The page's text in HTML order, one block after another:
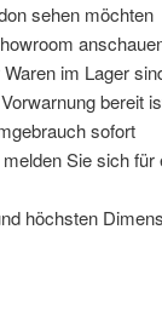
sehen möchten
im Lager
bereit
sofort
Sie sich für
höchsten